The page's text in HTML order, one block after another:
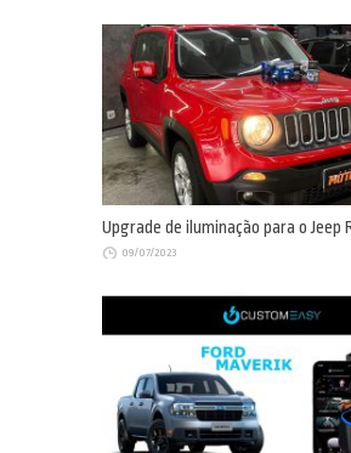
Upgrade de iluminação para o Jeep
09/07/2023